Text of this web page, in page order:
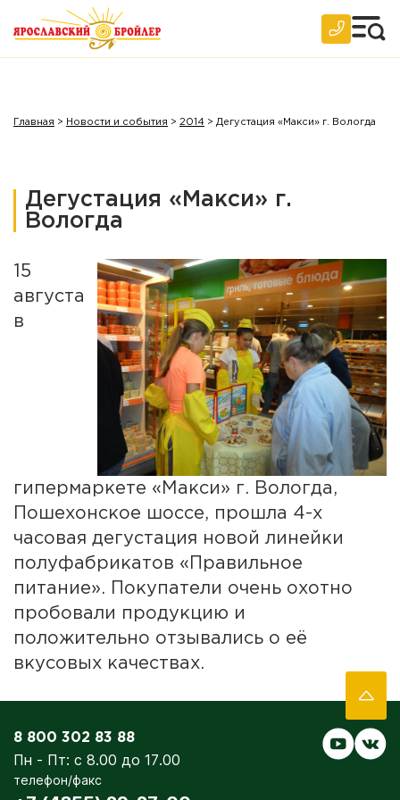
Архив
Главная > Новости и события > 2014 > Дегустация «Макси» г. Вологда
Дегустация «Макси» г.
Вологда
15
августа
в
гипермаркете «Макси» г. Вологда,
Пошехонское шоссе, прошла 4-х
часовая дегустация новой линейки
полуфабрикатов «Правильное
питание». Покупатели очень охотно
пробовали продукцию и
положительно отзывались о её
вкусовых качествах.
8 800 302 83 88
Пн - Пт: с 8.00 до 17.00
телефон/факс